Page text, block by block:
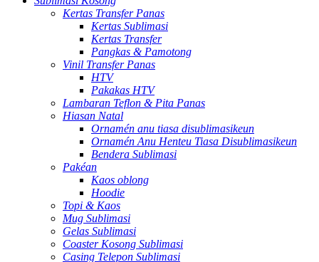
Kertas Transfer Panas
Kertas Sublimasi
Kertas Transfer
Pangkas & Pamotong
Vinil Transfer Panas
HTV
Pakakas HTV
Lambaran Teflon & Pita Panas
Hiasan Natal
Ornamén anu tiasa disublimasikeun
Ornamén Anu Henteu Tiasa Disublimasikeun
Bendera Sublimasi
Pakéan
Kaos oblong
Hoodie
Topi & Kaos
Mug Sublimasi
Gelas Sublimasi
Coaster Kosong Sublimasi
Casing Telepon Sublimasi